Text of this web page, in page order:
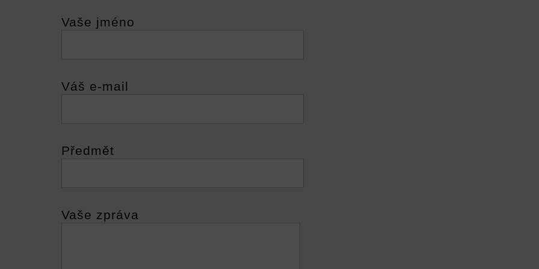
Vaše jméno
Váš e-mail
Předmět
Vaše zpráva